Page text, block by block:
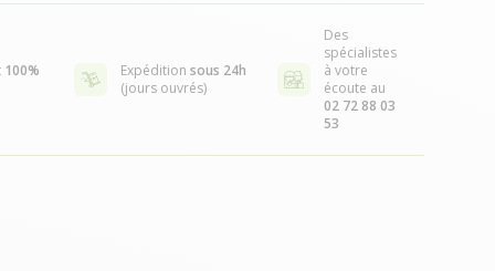
100%
Expédition sous 24h
(jours ouvrés)
Des
spécialistes
à votre
écoute au
02 72 88 03
53